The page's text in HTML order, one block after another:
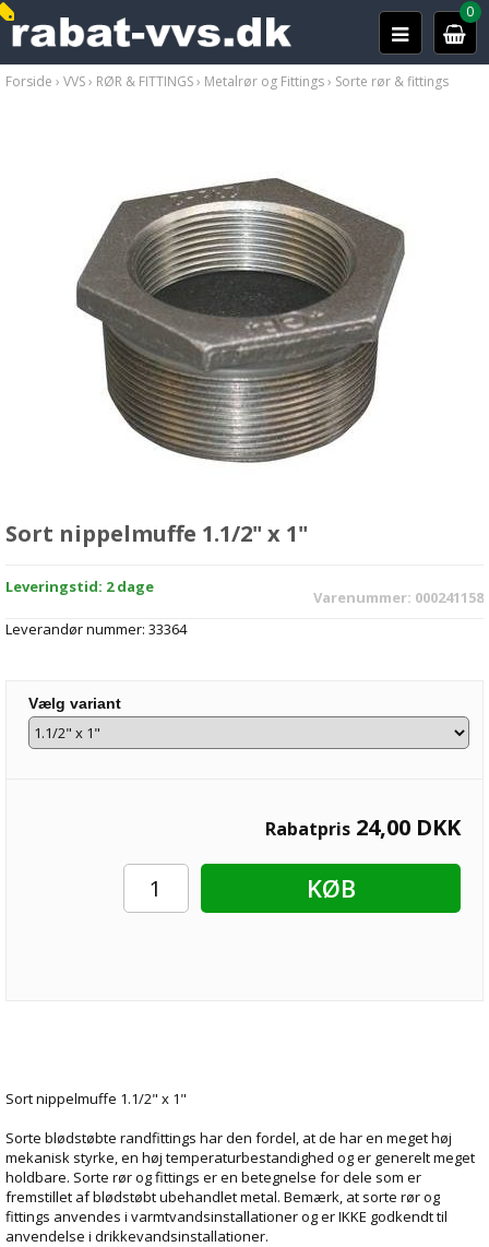
0
Forside › VVS› RØR & FITTINGS› Metalrør og Fittings› Sorte rør & fittings
Sort nippelmuffe 1.1/2" x 1"
Leveringstid: 2 dage
Varenummer: 000241158
Leverandør nummer: 33364
Vælg variant
Rabatpris 24,00 DKK
KØB
Sort nippelmuffe 1.1/2" x 1"
Sorte blødstøbte randfittings har den fordel, at de har en meget høj
mekanisk styrke, en høj temperaturbestandighed og er generelt meget
holdbare. Sorte rør og fittings er en betegnelse for dele som er
fremstillet af blødstøbt ubehandlet metal. Bemærk, at sorte rør og
fittings anvendes i varmtvandsinstallationer og er IKKE godkendt til
anvendelse i drikkevandsinstallationer.